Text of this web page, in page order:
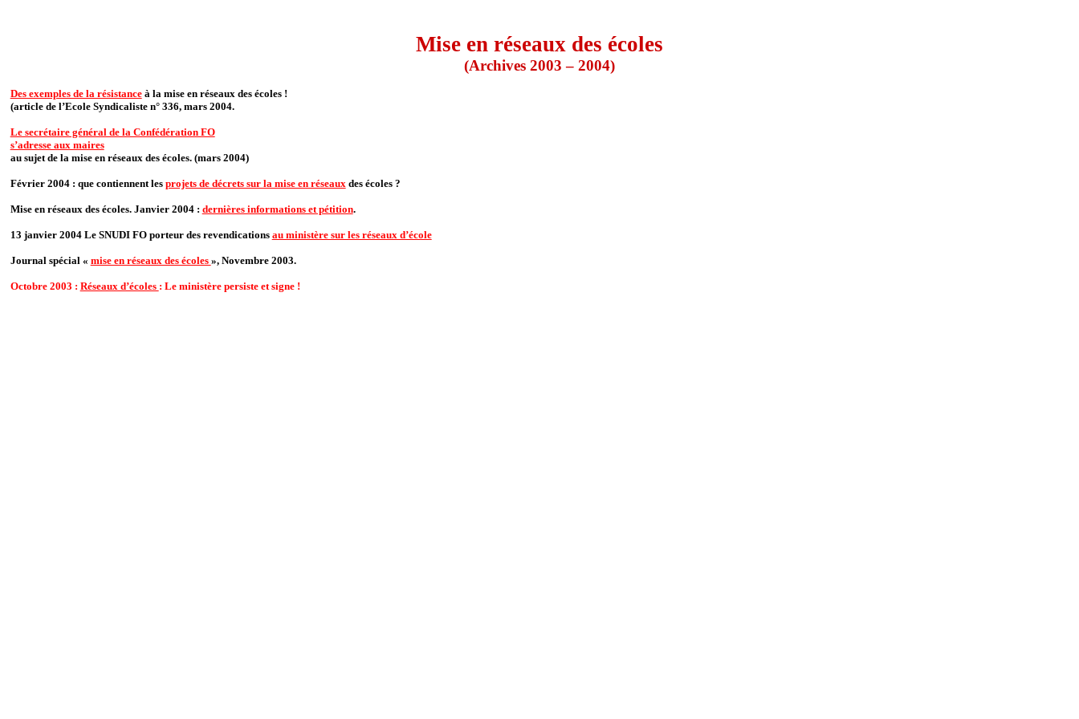
Mise en réseaux des écoles
(Archives 2003 – 2004)
Des exemples de la résistance à la mise en réseaux des écoles !
(article de l’Ecole Syndicaliste n° 336, mars 2004.
Le secrétaire général de la Confédération FO
s’adresse aux maires
au sujet de la mise en réseaux des écoles. (mars 2004)
Février 2004 : que contiennent les projets de décrets sur la mise en réseauxdes écoles ?
Mise en réseaux des écoles. Janvier 2004 : dernières informations et pétition.
13 janvier 2004 Le SNUDI FO porteur des revendications au ministère sur les réseaux d’école
Journal spécial « mise en réseaux des écoles », Novembre 2003.
Octobre 2003 : Réseaux d’écoles : Le ministère persiste et signe !